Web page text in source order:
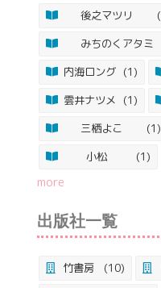
後之マツリ
みちのくアタミ
内海ロング (1)
雲井ナツメ
(1)
三栖よこ
(1)
小松
(1)
more
出版社一覧
竹書房 (10)